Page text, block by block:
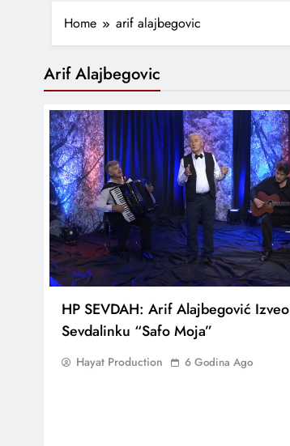
Home arif alajbegovic
Arif Alajbegovic
HP SEVDAH: Arif Alajbegović Izveo
Sevdalinku “Safo Moja”
Hayat Production 6 Godina Ago